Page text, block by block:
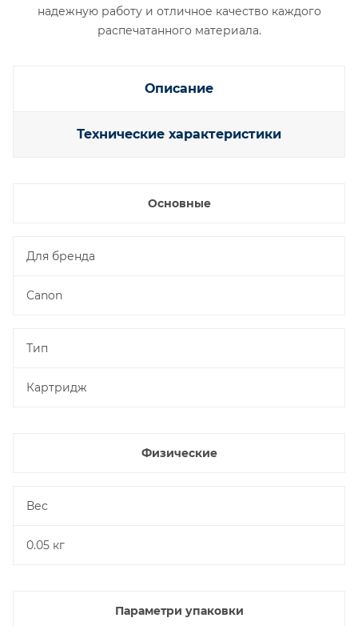
надежную работу и отличное качество каждого
распечатанного материала.
Описание
Технические характеристики
Основные
Для бренда
Canon
Тип
Картридж
Физические
Вес
0.05 кг
Параметри упаковки